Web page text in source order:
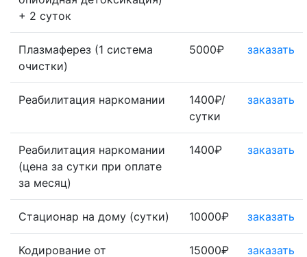
+ 2 суток
Плазмаферез (1 система
очистки)
5000₽ заказать
Реабилитация наркомании
1400₽/
сутки
заказать
Реабилитация наркомании
(цена за сутки при оплате
за месяц)
1400₽ заказать
Стационар на дому (сутки) 10000₽ заказать
Кодирование от 15000₽ заказать